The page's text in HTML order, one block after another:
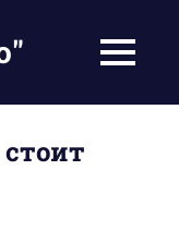
МЕНЮ